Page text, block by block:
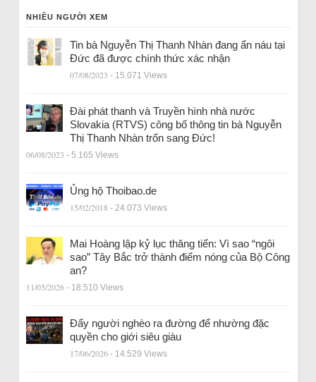
NHIỀU NGƯỜI XEM
Tin bà Nguyễn Thị Thanh Nhàn đang ẩn náu tại
Đức đã được chính thức xác nhận
07/08/2023 - 15.071 Views
Đài phát thanh và Truyền hình nhà nước
Slovakia (RTVS) công bố thông tin bà Nguyễn
Thị Thanh Nhàn trốn sang Đức!
06/08/2023 - 5.165 Views
Ủng hộ Thoibao.de
15/02/2018 - 24.073 Views
Mai Hoàng lập kỷ lục thăng tiến: Vì sao “ngôi
sao” Tây Bắc trở thành điểm nóng của Bộ Công
an?
11/05/2026 - 18.510 Views
Đẩy người nghèo ra đường để nhường đặc
quyền cho giới siêu giàu
17/06/2026 - 14.529 Views